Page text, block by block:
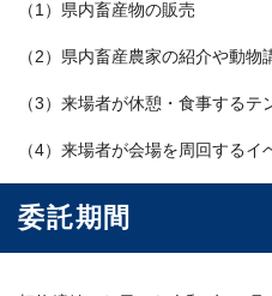
（1）県内畜産物の販売
（2）県内畜産農家の紹介や動物
（3）来場者が休憩・食事するテ
（4）来場者が会場を周回するイ
委託期間